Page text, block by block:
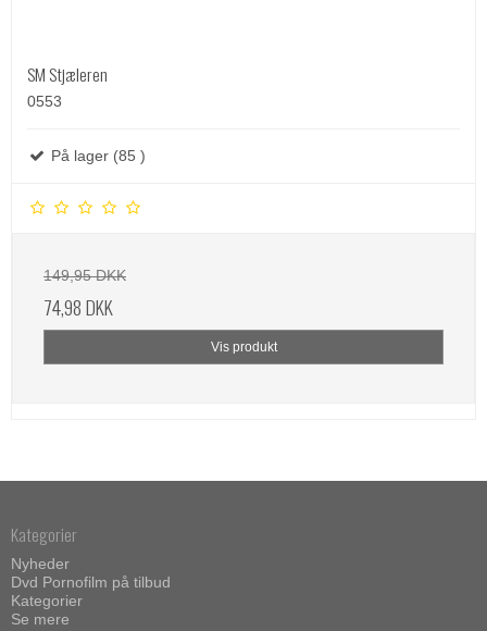
SM Stjæleren
0553
På lager (85 )
149,95 DKK
74,98 DKK
Vis produkt
Kategorier
Nyheder
Dvd Pornofilm på tilbud
Kategorier
Se mere